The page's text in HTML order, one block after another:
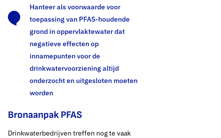
Hanteer als voorwaarde voor
toepassing van PFAS-houdende
grond in oppervlaktewater dat
negatieve effecten op
innamepunten voor de
drinkwatervoorziening altijd
onderzocht en uitgesloten moeten
worden
Bronaanpak PFAS
Drinkwaterbedrijven treffen nog te vaak